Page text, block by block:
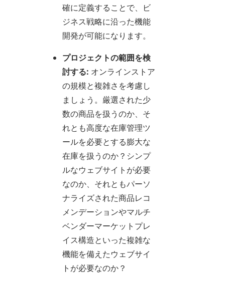
確に定義することで、ビ
ジネス戦略に沿った機能
開発が可能になります。
プロジェクトの範囲を検
討する: オンラインストア
の規模と複雑さを考慮し
ましょう。厳選された少
数の商品を扱うのか、そ
れとも高度な在庫管理ツ
ールを必要とする膨大な
在庫を扱うのか？シンプ
ルなウェブサイトが必要
なのか、それともパーソ
ナライズされた商品レコ
メンデーションやマルチ
ベンダーマーケットプレ
イス構造といった複雑な
機能を備えたウェブサイ
トが必要なのか？